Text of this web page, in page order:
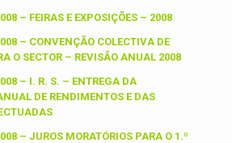
– FEIRAS E EXPOSIÇÕES – 2008
– CONVENÇÃO COLECTIVA DE
O SECTOR – REVISÃO ANUAL 2008
– I. R. S. – ENTREGA DA
DE RENDIMENTOS E DAS
– JUROS MORATÓRIOS PARA O 1.º